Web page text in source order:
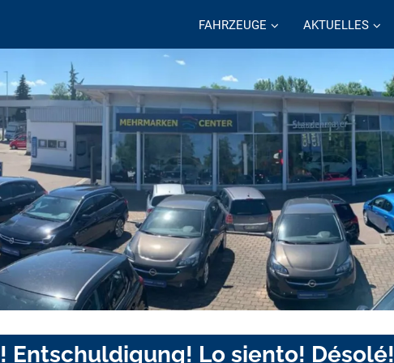
FAHRZEUGE AKTUELLES
Entschuldigung! Lo siento! Désolé!